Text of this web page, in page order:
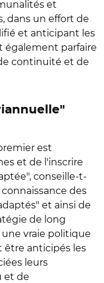
et
dans un effort de
et anticipant les
également parfaire
continuité et de
est
et de l'inscrire
conseille-t-
des
et ainsi de
de long
vraie politique
être anticipés les
leurs
et de